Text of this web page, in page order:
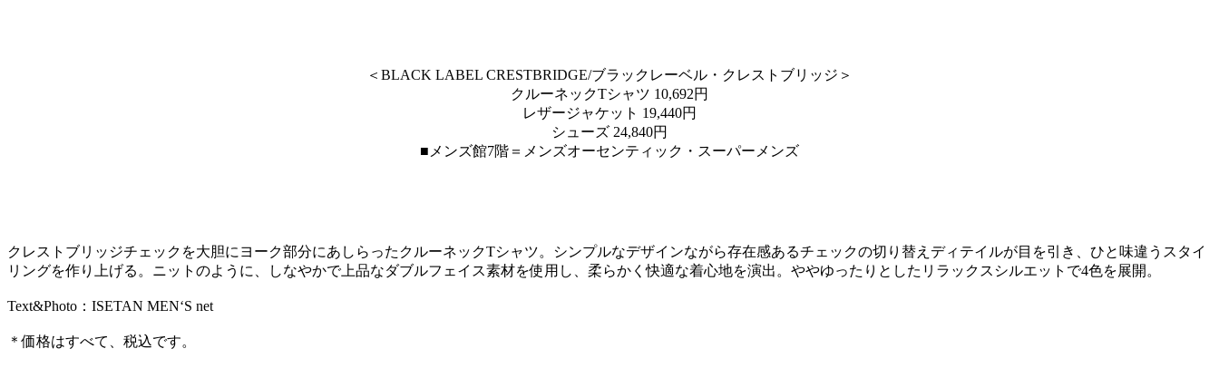
＜BLACK LABEL CRESTBRIDGE/ブラックレーベル・クレストブリッジ＞
クルーネックTシャツ 10,692円
レザージャケット 19,440円
シューズ 24,840円
■メンズ館7階＝メンズオーセンティック・スーパーメンズ
クレストブリッジチェックを大胆にヨーク部分にあしらったクルーネックTシャツ。シンプルなデザインながら存在感あるチェックの切り替えディテイルが目を引き、ひと味違うスタイ
リングを作り上げる。ニットのように、しなやかで上品なダブルフェイス素材を使用し、柔らかく快適な着心地を演出。ややゆったりとしたリラックスシルエットで4色を展開。
Text&Photo：ISETAN MEN‘S net
＊価格はすべて、税込です。